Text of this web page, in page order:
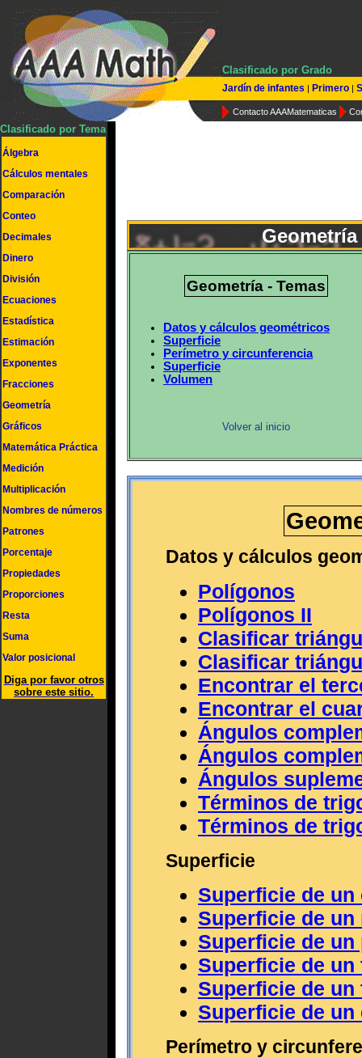
Clasificado por Grado
Jardín de infantes | Primero |
Contacto AAAMatematicas
Clasificado por Tema
Álgebra
Cálculos mentales
Comparación
Conteo
Decimales
Dinero
División
Ecuaciones
Estadística
Estimación
Exponentes
Fracciones
Geometría
Gráficos
Matemática Práctica
Medición
Multiplicación
Nombres de números
Patrones
Porcentaje
Propiedades
Proporciones
Resta
Suma
Valor posicional
Diga por favor otros
sobre este sitio.
Geometría - Temas
Datos y cálculos geométricos
Superficie
Perímetro y circunferencia
Superficie
Volumen
Volver al inicio
Datos y cálculos
Polígonos
Polígonos II
Clasificar
Clasificar
Encontrar el
Encontrar el
Ángulos
Ángulos
Ángulos
Términos de
Términos de
Superficie
Superficie de un
Superficie de un
Superficie de
Superficie de un
Superficie de
Superficie de
Perímetro y